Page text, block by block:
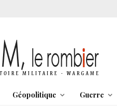
Géopolitique Guerre